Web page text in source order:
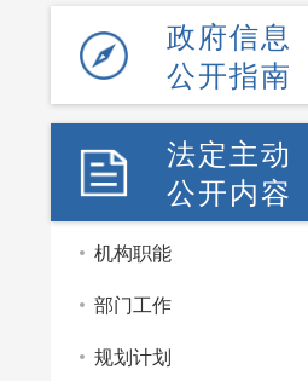
政府信息
公开指南
法定主动
公开内容
机构职能
部门工作
规划计划